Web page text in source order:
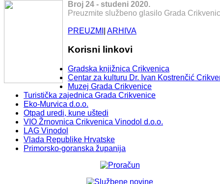
Broj 24 - studeni 2020.
Preuzmite službeno glasilo Grada
PREUZMI ARHIVA
Korisni linkovi
Gradska knjižnica Crikvenica
Centar za kulturu Dr. Ivan Kostrenčić
Muzej Grada Crikvenice
Turistička zajednica Grada Crikvenice
Eko-Murvica d.o.o.
Otpad uredi, kune uštedi
VIO Žrnovnica Crikvenica Vinodol d.o.o.
LAG Vinodol
Vlada Republike Hrvatske
Primorsko-goranska županija